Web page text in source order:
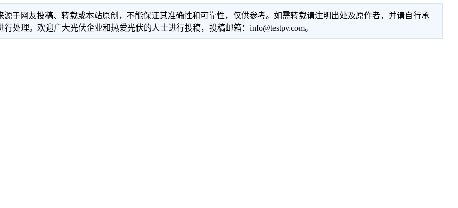
于网友投稿、转载或本站原创，不能保证其准确性和可靠性，仅供参考。如需转载请注明出处及原作者，并请自行承
处理。欢迎广大光伏企业和热爱光伏的人士进行投稿，投稿邮箱：info@testpv.com。